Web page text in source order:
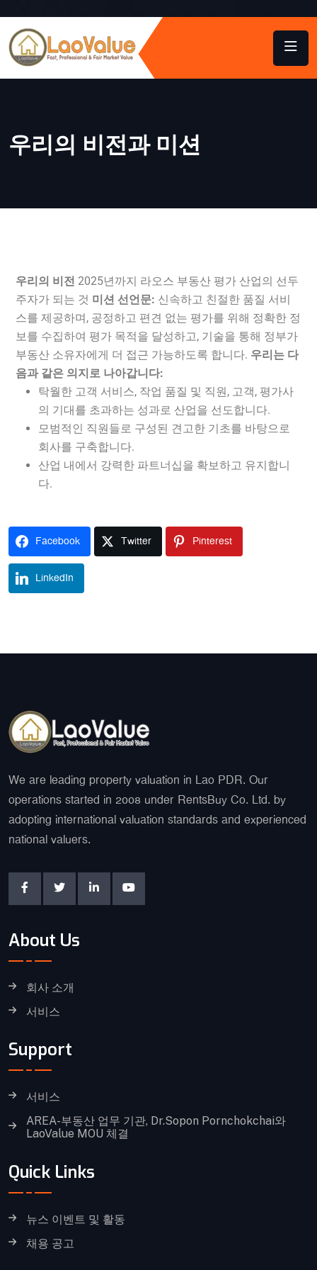
우리의 비전과 미션
우리의 비전 2025년까지 라오스 부동산 평가 산업의 선두
주자가 되는 것 미션 선언문: 신속하고 친절한 품질 서비
스를 제공하며, 공정하고 편견 없는 평가를 위해 정확한 정
보를 수집하여 평가 목적을 달성하고, 기술을 통해 정부가
부동산 소유자에게 더 접근 가능하도록 합니다. 우리는 다
음과 같은 의지로 나아갑니다:
탁월한 고객 서비스, 작업 품질 및 직원, 고객, 평가사
의 기대를 초과하는 성과로 산업을 선도합니다.
모범적인 직원들로 구성된 견고한 기초를 바탕으로
회사를 구축합니다.
산업 내에서 강력한 파트너십을 확보하고 유지합니
다.
Facebook Twitter Pinterest
LinkedIn
We are leading property valuation in Lao PDR. Our
operations started in 2008 under RentsBuy Co. Ltd. by
adopting international valuation standards and experienced
national valuers.
About Us
회사 소개
서비스
Support
서비스
AREA-부동산 업무 기관, Dr.Sopon Pornchokchai와
LaoValue MOU 체결
Quick Links
뉴스 이벤트 및 활동
채용 공고